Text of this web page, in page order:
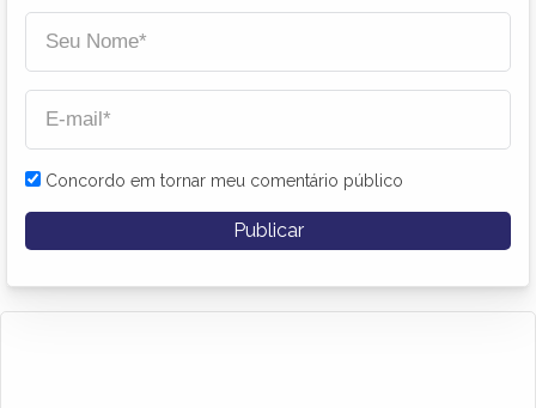
Concordo em tornar meu comentário público